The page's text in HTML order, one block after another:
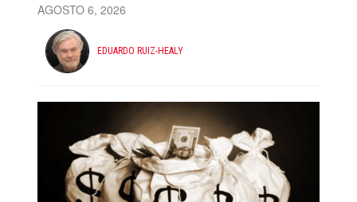
AGOSTO 6, 2026
EDUARDO RUIZ-HEALY